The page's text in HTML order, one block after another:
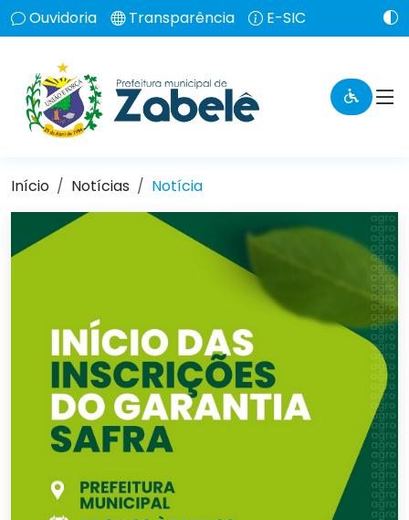
Ouvidoria Transparência E-SIC
Início Notícias Notícia